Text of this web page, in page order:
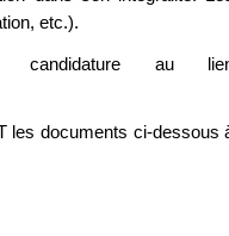
etc.).
candidature au
les documents ci-dessous